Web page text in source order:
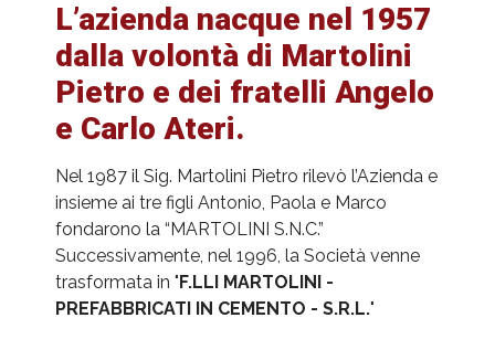
L’azienda nacque nel 1957
dalla volontà di Martolini
Pietro e dei fratelli Angelo
e Carlo Ateri.
Nel 1987 il Sig. Martolini Pietro rilevò l’Azienda e
insieme ai tre figli Antonio, Paola e Marco
fondarono la “MARTOLINI S.N.C.”
Successivamente, nel 1996, la Società venne
trasformata in "F.LLI MARTOLINI -
PREFABBRICATI IN CEMENTO - S.R.L."